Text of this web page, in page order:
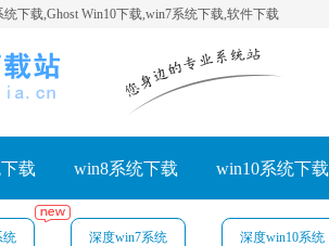
下载,Ghost Win10下载,win7系统下载,软件下载
载 win8系统下载 win10系统下载
统 深度win7系统 深度win10系统